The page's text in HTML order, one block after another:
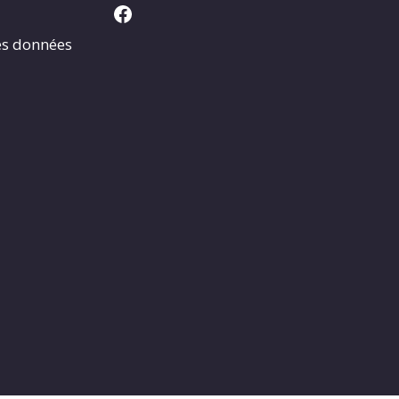
données
Facebook